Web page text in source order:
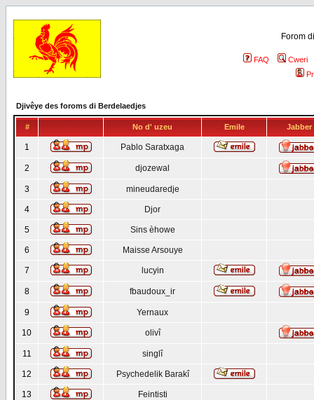
Forom
FAQ
Cweri
Djivêye des foroms di Berdelaedjes
# No d' uzeu Emile Jabber
1 Pablo Saratxaga
2 djozewal
3 mineudaredje
4 Djor
5 Sins èhowe
6 Maisse Arsouye
7 lucyin
8 fbaudoux_ir
9 Yernaux
10 olivî
11 singlî
12 Psychedelik Barakî
13 Feintisti